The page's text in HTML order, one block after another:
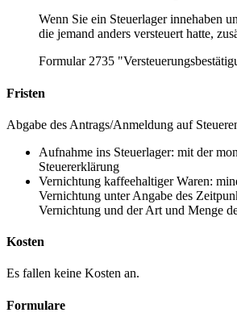
Wenn Sie ein Steuerlager innehaben
die jemand anders versteuert hatte,
Formular 2735
Fristen
Abgabe des Antrags/Anmeldung auf
Aufnahme ins Steuerlager: mit der
Steuererklärung
Vernichtung kaffeehaltiger Waren:
Vernichtung unter Angabe des
Vernichtung und der Art und Menge
Kosten
Es fallen keine Kosten an.
Formulare